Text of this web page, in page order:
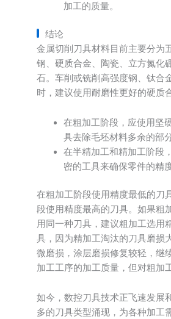
加工的质量。
结论
金属切削刀具材料目前主要分为
钢、硬质合金、陶瓷、立方氮化
石。车削或铣削高强度钢、钛合
时，建议使用耐磨性更好的硬质
在粗加工阶段，应使用坚
具去除毛坯材料多余的部分
在半精加工和精加工阶段
密的工具来确保零件的精
在粗加工阶段使用精度最低的刀
段使用精度最高的刀具。如果粗
用同一种刀具，建议粗加工选用
具，因为精加工淘汰的刀具磨损
微磨损，涂层磨损修复较轻，继
加工工序的加工质量，但对粗加
如今，数控刀具技术正飞速发展
多的刀具类型涌现，为各种加工